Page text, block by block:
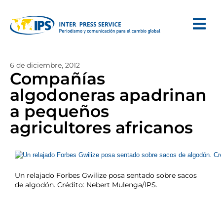
6 de diciembre, 2012
Compañías
algodoneras apadrinan
a pequeños
agricultores africanos
Un relajado Forbes Gwilize posa sentado sobre sacos
de algodón. Crédito: Nebert Mulenga/IPS.